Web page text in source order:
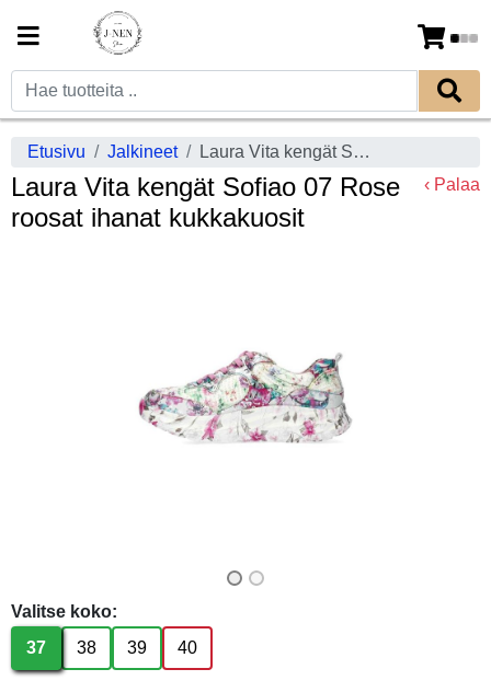
Etusivu Jalkineet Laura Vita kengät Sofiao 07 Rose roosat ihanat kukkakuosit
Laura Vita kengät Sofiao 07 Rose
roosat ihanat kukkakuosit
‹ Palaa
Valitse koko:
37
38 39 40